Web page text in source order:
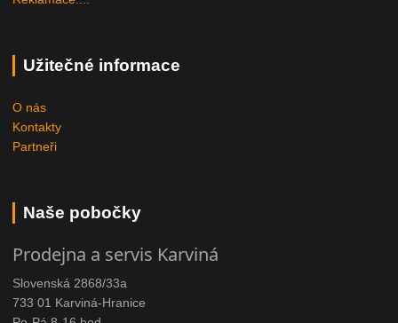
Užitečné informace
O nás
Kontakty
Partneři
Naše pobočky
Prodejna a servis Karviná
Slovenská 2868/33a
733 01 Karviná-Hranice